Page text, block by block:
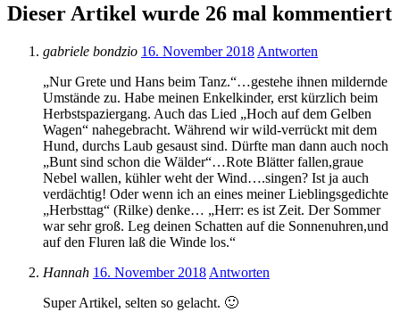
Dieser Artikel wurde 26 mal kommentiert
gabriele bondzio 16. November 2018 Antworten
„Nur Grete und Hans beim Tanz.“…gestehe ihnen mildernde
Umstände zu. Habe meinen Enkelkinder, erst kürzlich beim
Herbstspaziergang. Auch das Lied „Hoch auf dem Gelben
Wagen“ nahegebracht. Während wir wild-verrückt mit dem
Hund, durchs Laub gesaust sind. Dürfte man dann auch noch
„Bunt sind schon die Wälder“…Rote Blätter fallen,graue
Nebel wallen, kühler weht der Wind….singen? Ist ja auch
verdächtig! Oder wenn ich an eines meiner Lieblingsgedichte
„Herbsttag“ (Rilke) denke… „Herr: es ist Zeit. Der Sommer
war sehr groß. Leg deinen Schatten auf die Sonnenuhren,und
auf den Fluren laß die Winde los.“
Hannah 16. November 2018 Antworten
Super Artikel, selten so gelacht. 🙂